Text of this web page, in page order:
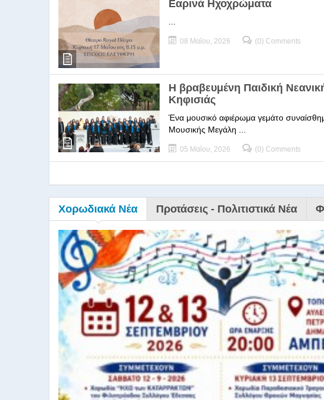
Εαρινά Ηχοχρώματα
08 Μαΐου, 2026 (0) Comments
Η βραβευμένη Παιδική
Κηφισιάς
Ένα μουσικό αφιέρωμα γεμάτο
Μουσικής Μεγάλη ...
05 Μαΐου, 2026 (0) Comments
Χορωδιακά Νέα Προτάσεις - Πολιτιστικά Νέα